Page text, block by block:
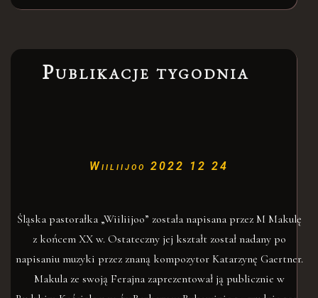
Publikacje tygodnia
Wiiliijoo 2022 12 24
Śląska pastorałka „Wiiliijoo” została napisana przez M Makulę
z końcem XX w. Ostateczny jej kształt został nadany po
napisaniu muzyki przez znaną kompozytor Katarzynę Gaertner.
Makula ze swoją Ferajna zaprezentował ją publicznie w